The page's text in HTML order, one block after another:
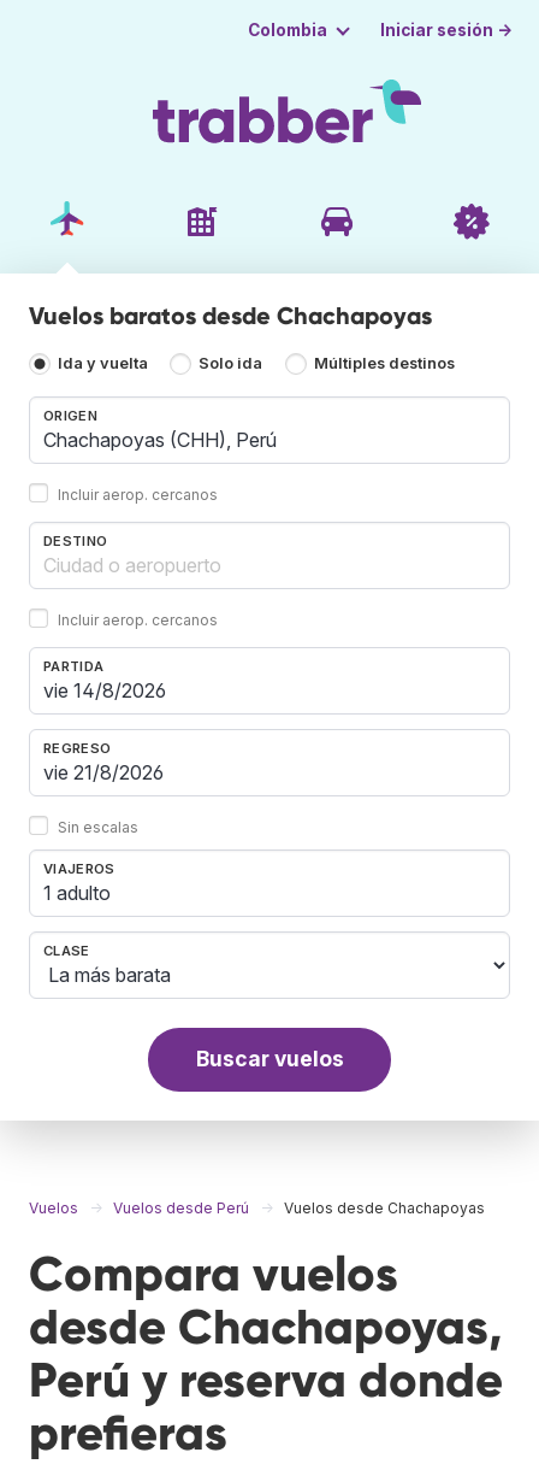
Colombia Iniciar sesión →
Vuelos baratos desde Chachapoyas
Ida y vuelta Solo ida Múltiples destinos
ORIGEN
Incluir aerop. cercanos
DESTINO
Incluir aerop. cercanos
PARTIDA
REGRESO
Sin escalas
VIAJEROS
1 adulto
CLASE
Buscar vuelos
Vuelos Vuelos desde Perú Vuelos desde Chachapoyas
Compara vuelos
desde Chachapoyas,
Perú y reserva donde
prefieras